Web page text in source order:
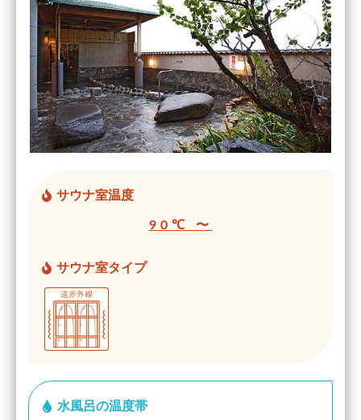
サウナ室温度
90℃ 〜
サウナ室タイプ
水風呂の温度帯